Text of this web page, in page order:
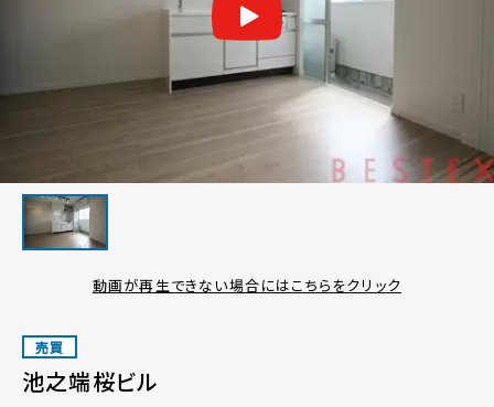
動画が再生できない場合にはこちらをクリック
売買
池之端桜ビル